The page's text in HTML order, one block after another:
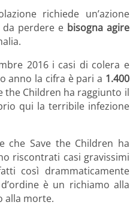
richiede un’azione
da perdere e bisogna agire
2016 i casi di colera e
anno la cifra è pari a 1.400
the Children ha raggiunto il
qui la terribile infezione
che Save the Children ha
riscontrati casi gravissimi
così drammaticamente
è un richiamo alla
alla morte.